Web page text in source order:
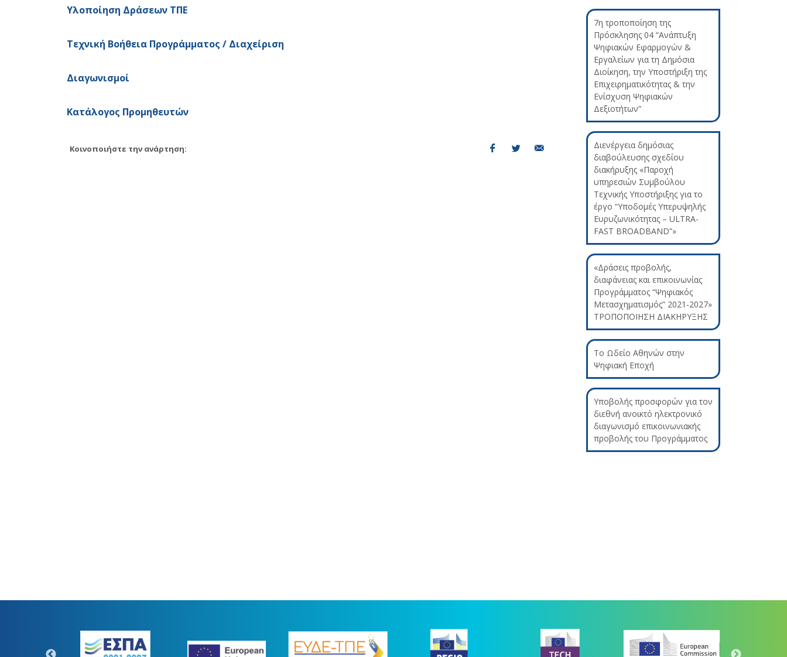
Υλοποίηση Δράσεων ΤΠΕ
Τεχνική Βοήθεια Προγράμματος / Διαχείριση
Διαγωνισμοί
Κατάλογος Προμηθευτών
Κοινοποιήστε την ανάρτηση:
7η τροποποίηση της
Πρόσκλησης 04 “Ανάπτυξη
Ψηφιακών Εφαρμογών &
Εργαλείων για τη Δημόσια
Διοίκηση, την Υποστήριξη της
Επιχειρηματικότητας & την
Ενίσχυση Ψηφιακών
Δεξιοτήτων”
Διενέργεια δημόσιας
διαβούλευσης σχεδίου
διακήρυξης «Παροχή
υπηρεσιών Συμβούλου
Τεχνικής Υποστήριξης για το
έργο “Υποδομές Υπερυψηλής
Ευρυζωνικότητας – ULTRA-
FAST BROADBAND”»
«Δράσεις προβολής,
διαφάνειας και επικοινωνίας
Προγράμματος “Ψηφιακός
Μετασχηματισμός” 2021-2027»
ΤΡΟΠΟΠΟΙΗΣΗ ΔΙΑΚΗΡΥΞΗΣ
Το Ωδείο Αθηνών στην
Ψηφιακή Εποχή
Υποβολής προσφορών για τον
διεθνή ανοικτό ηλεκτρονικό
διαγωνισμό επικοινωνιακής
προβολής του Προγράμματος